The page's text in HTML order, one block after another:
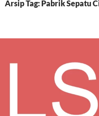
Arsip Tag: Pabrik Sepatu